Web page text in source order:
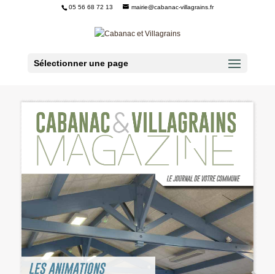
05 56 68 72 13 mairie@cabanac-villagrains.fr
Sélectionner une page